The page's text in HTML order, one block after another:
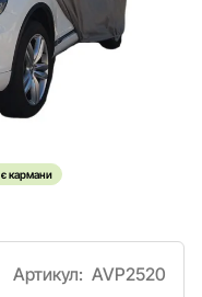
є кармани
Артикул: AVP2520